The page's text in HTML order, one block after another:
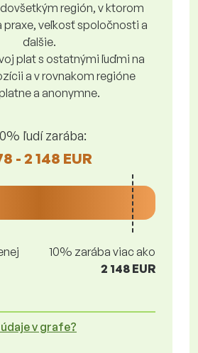
región, v ktorom
praxe, veľkosť spoločnosti a
ďalšie.
plat s ostatnými ľuďmi na
a v rovnakom regióne
a anonymne.
ľudí zarába:
- 2 148 EUR
10% zarába viac ako
2 148 EUR
v grafe?